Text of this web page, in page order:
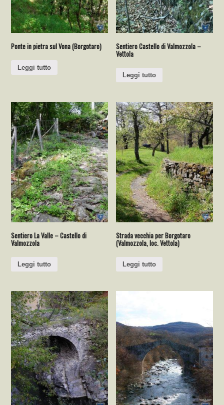
Ponte in pietra sul Vona (Borgotaro)
Leggi tutto
Sentiero Castello di Valmozzola –
Vettola
Leggi tutto
Sentiero La Valle – Castello di
Valmozzola
Leggi tutto
Strada vecchia per Borgotaro
(Valmozzola, loc. Vettola)
Leggi tutto